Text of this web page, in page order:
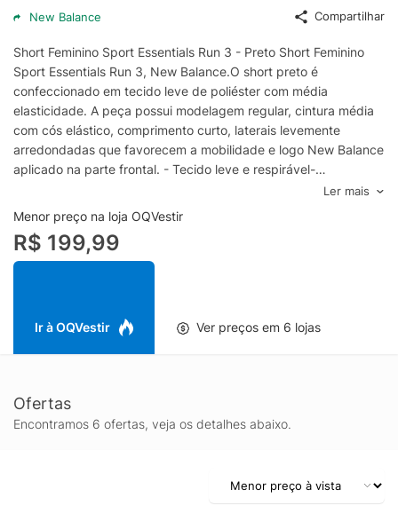
New Balance Compartilhar
Short Feminino Sport Essentials Run 3 - Preto Short Feminino
Sport Essentials Run 3, New Balance.O short preto é
confeccionado em tecido leve de poliéster com média
elasticidade. A peça possui modelagem regular, cintura média
com cós elástico, comprimento curto, laterais levemente
arredondadas que favorecem a mobilidade e logo New Balance
aplicado na parte frontal. - Tecido leve e respirável-
Modelagem regular- Cintura média- Cós elástico- Laterais
arredondadas- Logo New Balance frontalEspecificações &
Cuidados:Lavar à máquina.Composição: 85% Poliéster 15%
ElastanoCor: PretoMarca: New Balance
Ler mais
Menor preço na loja OQVestir
R$ 199,99
Ir à OQVestir Ver preços em 6 lojas
Ofertas
Encontramos 6 ofertas, veja os detalhes abaixo.